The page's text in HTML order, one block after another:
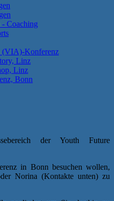
Coaching
(VIA)-Konferenz
Linz
Linz
Bonn
der Youth Future
in Bonn besuchen wollen,
Norina (Kontakte unten) zu